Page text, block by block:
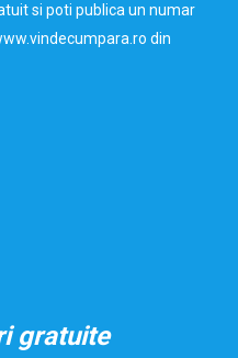
si poti publica un numar
din
gratuite